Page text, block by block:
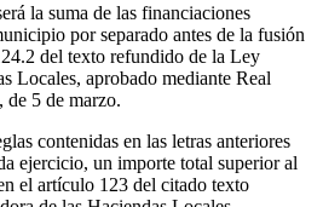
la suma de las financiaciones
por separado antes de la fusión
del texto refundido de la Ley
Locales, aprobado mediante Real
5 de marzo.
contenidas en las letras anteriores
ejercicio, un importe total superior al
el artículo 123 del citado texto